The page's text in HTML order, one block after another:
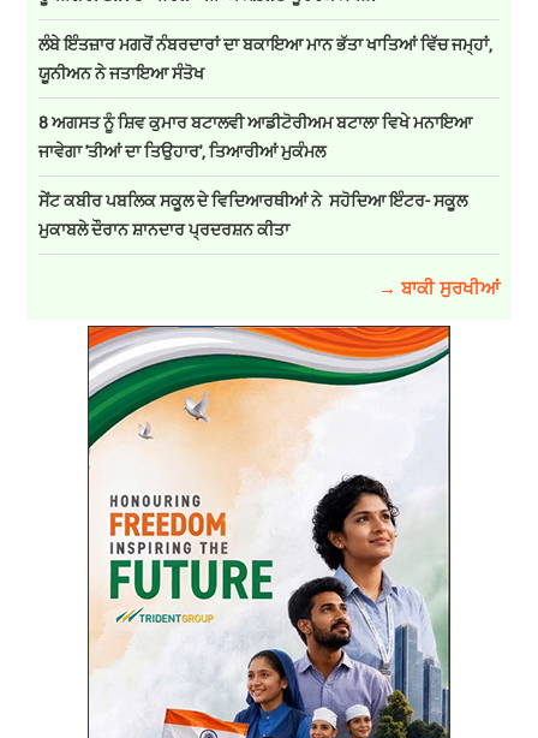
ਲੰਬੇ ਇੰਤਜ਼ਾਰ ਮਗਰੋਂ ਨੰਬਰਦਾਰਾਂ ਦਾ ਬਕਾਇਆ ਮਾਨ ਭੱਤਾ ਖਾਤਿਆਂ ਵਿੱਚ ਜਮ੍ਹਾਂ,
ਯੂਨੀਅਨ ਨੇ ਜਤਾਇਆ ਸੰਤੋਖ
8 ਅਗਸਤ ਨੂੰ ਸ਼ਿਵ ਕੁਮਾਰ ਬਟਾਲਵੀ ਆਡੀਟੋਰੀਅਮ ਬਟਾਲਾ ਵਿਖੇ ਮਨਾਇਆ
ਜਾਵੇਗਾ 'ਤੀਆਂ ਦਾ ਤਿਉਹਾਰ', ਤਿਆਰੀਆਂ ਮੁਕੰਮਲ
ਸੇਂਟ ਕਬੀਰ ਪਬਲਿਕ ਸਕੂਲ ਦੇ ਵਿਦਿਆਰਥੀਆਂ ਨੇ ਸਹੋਦਿਆ ਇੰਟਰ- ਸਕੂਲ
ਮੁਕਾਬਲੇ ਦੌਰਾਨ ਸ਼ਾਨਦਾਰ ਪ੍ਰਦਰਸ਼ਨ ਕੀਤਾ
→ ਬਾਕੀ ਸੁਰਖੀਆਂ